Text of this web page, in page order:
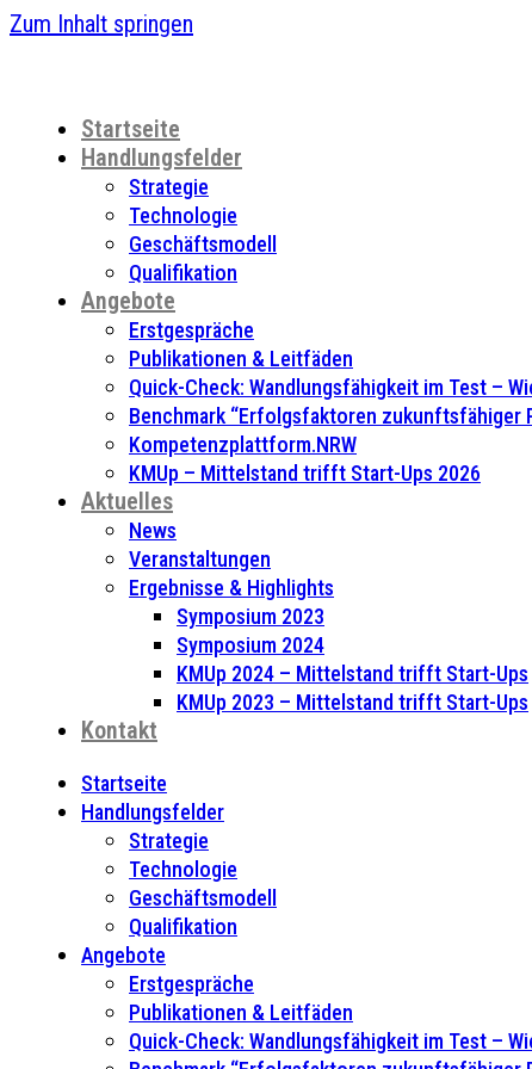
Zum Inhalt springen
Startseite
Handlungsfelder
Strategie
Technologie
Geschäftsmodell
Qualifikation
Angebote
Erstgespräche
Publikationen & Leitfäden
Quick-Check: Wandlungsfähigkeit im Test –
Benchmark “Erfolgsfaktoren zukunftsfähiger
Kompetenzplattform.NRW
KMUp – Mittelstand trifft Start-Ups 2026
Aktuelles
News
Veranstaltungen
Ergebnisse & Highlights
Symposium 2023
Symposium 2024
KMUp 2024 – Mittelstand trifft Start-Ups
KMUp 2023 – Mittelstand trifft Start-Ups
Kontakt
Startseite
Handlungsfelder
Strategie
Technologie
Geschäftsmodell
Qualifikation
Angebote
Erstgespräche
Publikationen & Leitfäden
Quick-Check: Wandlungsfähigkeit im Test –